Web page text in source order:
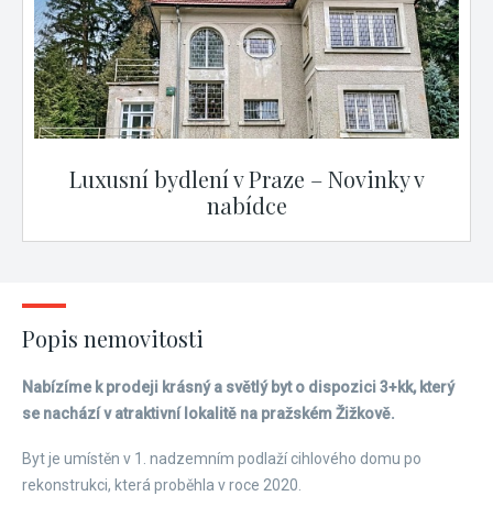
Luxusní bydlení v Praze – Novinky v
nabídce
Popis nemovitosti
Nabízíme k prodeji krásný a světlý byt o dispozici 3+kk, který
se nachází v atraktivní lokalitě na pražském Žižkově.
Byt je umístěn v 1. nadzemním podlaží cihlového domu po
rekonstrukci, která proběhla v roce 2020.